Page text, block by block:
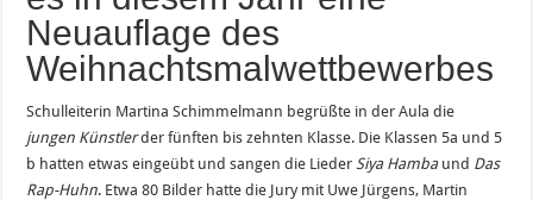
Neuauflage des
Weihnachtsmalwettbewerbes
Schulleiterin Martina Schimmelmann begrüßte in der Aula die
jungen Künstlerder fünften bis zehnten Klasse. Die Klassen 5a und 5
b hatten etwas eingeübt und sangen die LiederSiya Hambaund Das
Rap-Huhn. Etwa 80 Bilder hatte die Jury mit Uwe Jürgens, Martin